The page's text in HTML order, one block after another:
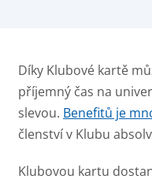
Díky Klubové kartě
příjemný čas na
slevou. Benefitů je
členství v Klubu
Klubovou kartu